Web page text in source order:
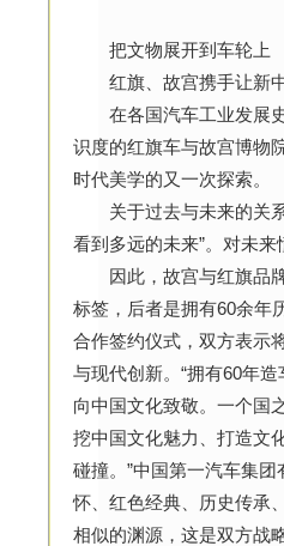
把文物展开到车轮上
红旗、故宫携手让新中
在各国汽车工业发展史
识度的红旗车与故宫博物
时代美学的又一次探索。
关于过去与未来的关系
看到多远的未来”。对未
因此，故宫与红旗品牌
标签，后者是拥有60余年
合作签约仪式，双方表示
与现代创新。“拥有60年
向中国文化致敬。一个国
挖中国文化魅力、打造文
碰撞。”中国第一汽车集
怀、红色经典、历史传承
相似的渊源，这是双方战